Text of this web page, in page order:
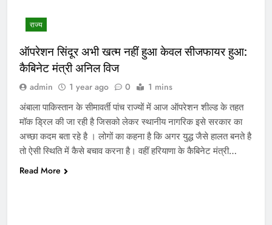
राज्य
ऑपरेशन सिंदूर अभी खत्म नहीं हुआ केवल सीजफायर हुआ:
कैबिनेट मंत्री अनिल विज
admin 1 year ago 0 1 mins
अंबाला पाकिस्तान के सीमावर्ती पांच राज्यों में आज ऑपरेशन शील्ड के तहत
मॉक ड्रिल की जा रही है जिसको लेकर स्थानीय नागरिक इसे सरकार का
अच्छा कदम बता रहे है । लोगों का कहना है कि अगर युद्ध जैसे हालत बनते है
तो ऐसी स्थिति में कैसे बचाव करना है। वहीं हरियाणा के कैबिनेट मंत्री…
Read More